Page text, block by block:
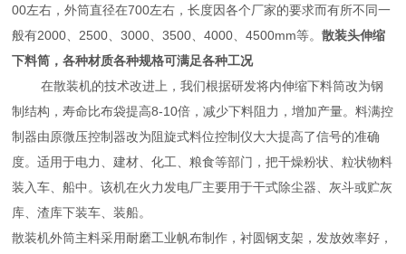
00左右，外筒直径在700左右，长度因各个厂家的要求而有所不同一
般有2000、2500、3000、3500、4000、4500mm等。散装头伸缩
下料筒，各种材质各种规格可满足各种工况
在散装机的技术改进上，我们根据研发将内伸缩下料筒改为钢
制结构，寿命比布袋提高8-10倍，减少下料阻力，增加产量。料满控
制器由原微压控制器改为阻旋式料位控制仪大大提高了信号的准确
度。适用于电力、建材、化工、粮食等部门，把干燥粉状、粒状物料
装入车、船中。该机在火力发电厂主要用于干式除尘器、灰斗或贮灰
库、渣库下装车、装船。
散装机外筒主料采用耐磨工业帆布制作，衬圆钢支架，发放效率好，